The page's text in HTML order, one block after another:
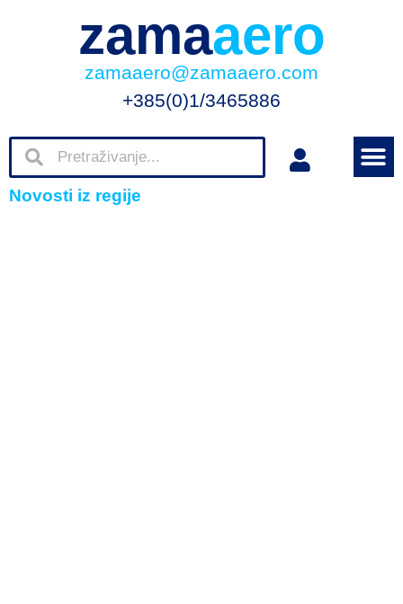
zamaaero
zamaaero@zamaaero.com
+385(0)1/3465886
Novosti iz regije